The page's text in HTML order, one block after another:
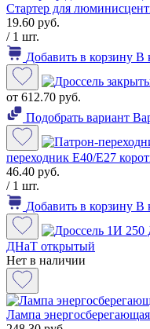
Стартер для
19.60 руб.
/ 1 шт.
Добавить в корзину В
от 612.70 руб.
Подобрать вариант
переходник Е40/Е27
46.40 руб.
/ 1 шт.
Добавить в корзину В
ДНаТ открытый
Нет в наличии
Лампа